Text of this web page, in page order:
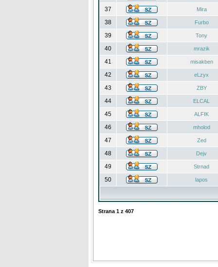
37 Mira
38 Furbo
39 Tony
40 mrazik
41 misakben
42 eLzyx
43 ZBY
44 ELCAL
45 ALFIK
46 mholod
47 Zed
48 Dejv
49 Strnad
50 lapos
Strana 1 z 407